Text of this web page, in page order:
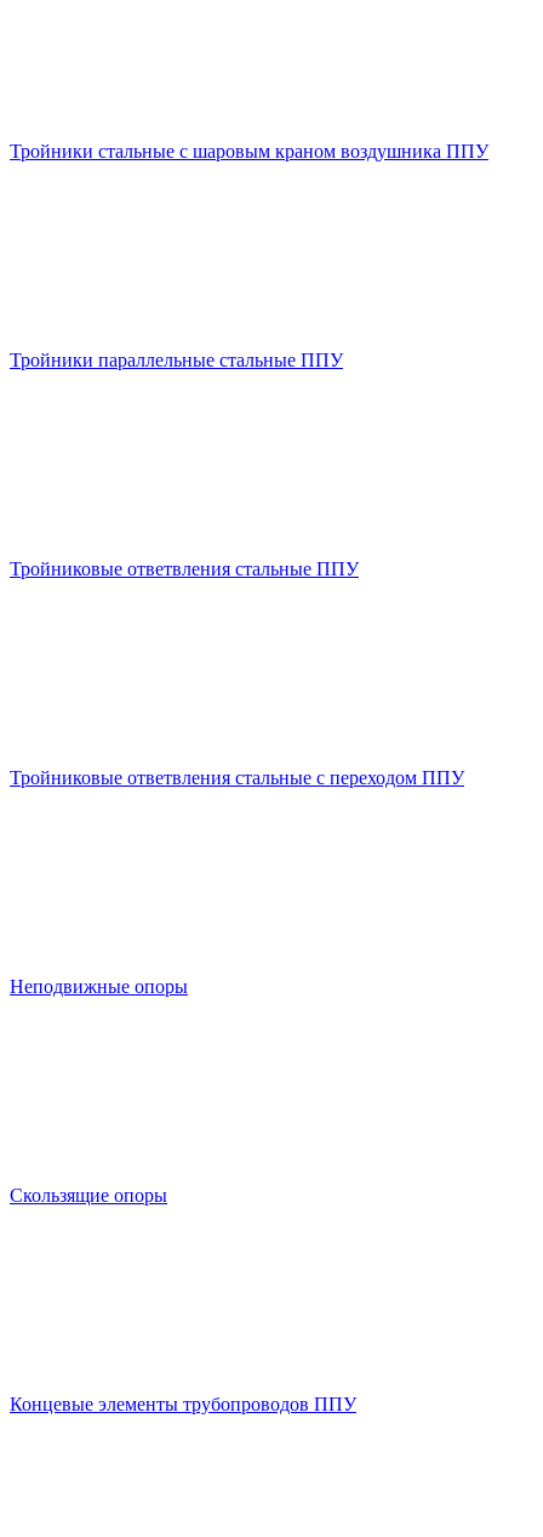
Тройники стальные с шаровым краном воздушника ППУ
Тройники параллельные стальные ППУ
Тройниковые ответвления стальные ППУ
Тройниковые ответвления стальные с переходом ППУ
Неподвижные опоры
Скользящие опоры
Концевые элементы трубопроводов ППУ